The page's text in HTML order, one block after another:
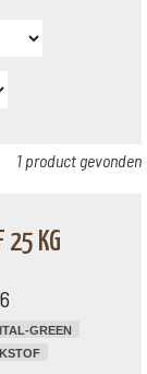
1 product gevonden
25 KG
GREEN